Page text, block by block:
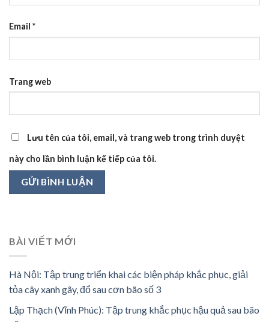
Email *
Trang web
Lưu tên của tôi, email, và trang web trong trình duyệt
này cho lần bình luận kế tiếp của tôi.
BÀI VIẾT MỚI
Hà Nội: Tập trung triển khai các biện pháp khắc phục, giải
tỏa cây xanh gãy, đổ sau cơn bão số 3
Lập Thạch (Vĩnh Phúc): Tập trung khắc phục hậu quả sau bão